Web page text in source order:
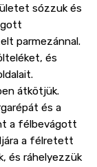
sózzuk és
parmezánnal.
és
átkötjük.
és a
a félbevágott
a félretett
és ráhelyezzük